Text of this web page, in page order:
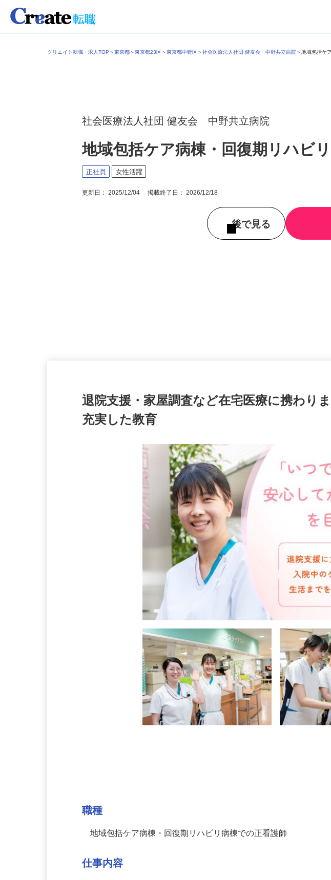
クリエイト転職・求人TOP＞東京都＞東京都23区＞東京都中野区＞社会医療法人社団 健友会 中野共立病院＞地域包括
社会医療法人社団 健友会 中野共立病院
地域包括ケア病棟・回復期リハビ
正社員 女性活躍
更新日： 2025/12/04 掲載終了日： 2026/12/18
後で見る
退院支援・家屋調査など在宅医療に携わ
充実した教育